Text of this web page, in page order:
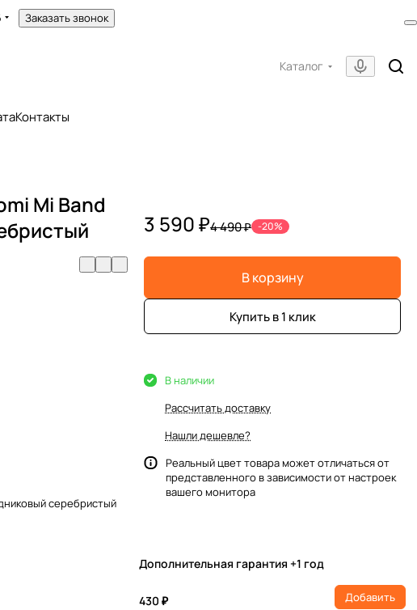
Заказать звонок
Каталог
Контакты
Mi Band
серебристый
3 590 ₽4 490 ₽ -20%
В корзину
Купить в 1 клик
В наличии
Рассчитать доставку
Нашли дешевле?
Реальный цвет товара может отличаться от
представленного в зависимости от настроек
вашего монитора
Дополнительная гарантия +1 год
430 ₽ Добавить